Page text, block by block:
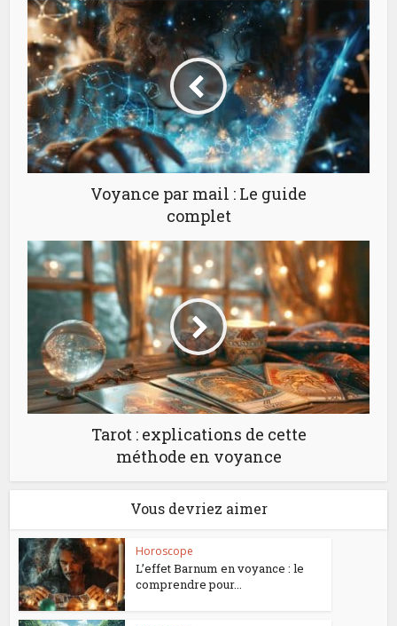
Voyance par mail : Le guide
complet
Tarot : explications de cette
méthode en voyance
Vous devriez aimer
Horoscope
L’effet Barnum en voyance : le
comprendre pour...